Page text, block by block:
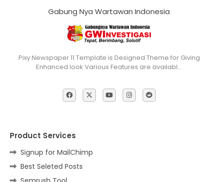
Gabung Nya Wartawan Indonesia
Pixy Newspaper 11 Template is Designed Theme for Giving
Enhanced look Various Features are availabl…
Product Services
Signup for MailChimp
Best Seleted Posts